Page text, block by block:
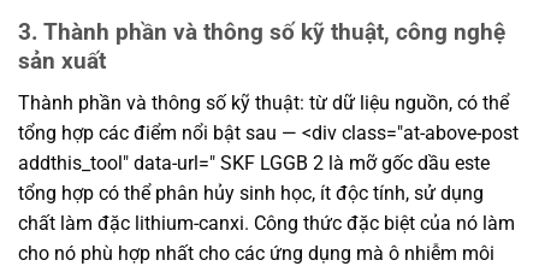
3. Thành phần và thông số kỹ thuật, công nghệ
sản xuất
Thành phần và thông số kỹ thuật: từ dữ liệu nguồn, có thể
tổng hợp các điểm nổi bật sau — <div class="at-above-post
addthis_tool" data-url=" SKF LGGB 2 là mỡ gốc dầu este
tổng hợp có thể phân hủy sinh học, ít độc tính, sử dụng
chất làm đặc lithium-canxi. Công thức đặc biệt của nó làm
cho nó phù hợp nhất cho các ứng dụng mà ô nhiễm môi